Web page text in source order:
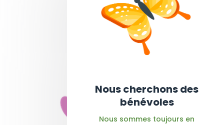
Nous cherchons des
bénévoles
Nous sommes toujours en